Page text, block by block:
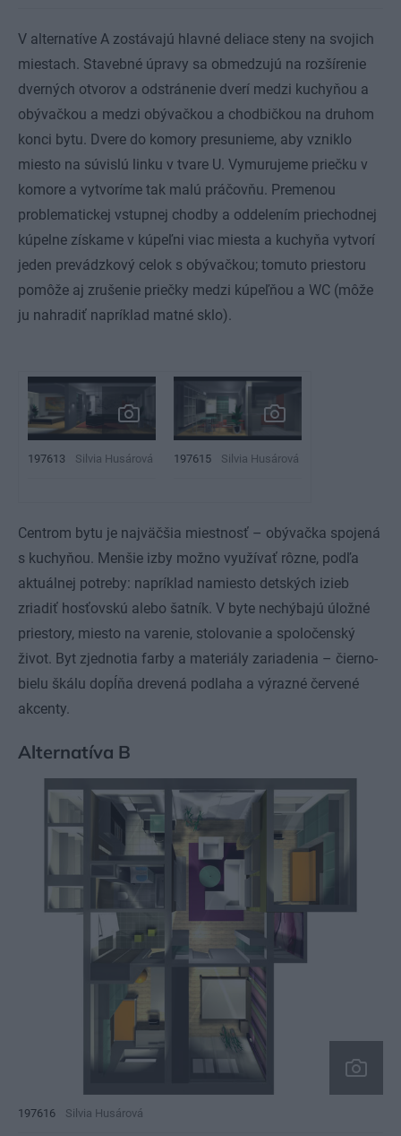
V alternatíve A zostávajú hlavné deliace steny na svojich
miestach. Stavebné úpravy sa obmedzujú na rozšírenie
dverných otvorov a odstránenie dverí medzi kuchyňou a
obývačkou a medzi obývačkou a chodbičkou na druhom
konci bytu. Dvere do komory presunieme, aby vzniklo
miesto na súvislú linku v tvare U. Vymurujeme priečku v
komore a vytvoríme tak malú práčovňu. Premenou
problematickej vstupnej chodby a oddelením priechodnej
kúpelne získame v kúpeľni viac miesta a kuchyňa vytvorí
jeden prevádzkový celok s obývačkou; tomuto priestoru
pomôže aj zrušenie priečky medzi kúpeľňou a WC (môže
ju nahradiť napríklad matné sklo).
197613 Silvia Husárová 197615 Silvia Husárová
Centrom bytu je najväčšia miestnosť – obývačka spojená
s kuchyňou. Menšie izby možno využívať rôzne, podľa
aktuálnej potreby: napríklad namiesto detských izieb
zriadiť hosťovskú alebo šatník. V byte nechýbajú úložné
priestory, miesto na varenie, stolovanie a spoločenský
život. Byt zjednotia farby a materiály zariadenia – čierno-
bielu škálu dopĺňa drevená podlaha a výrazné červené
akcenty.
Alternatíva B
197616 Silvia Husárová